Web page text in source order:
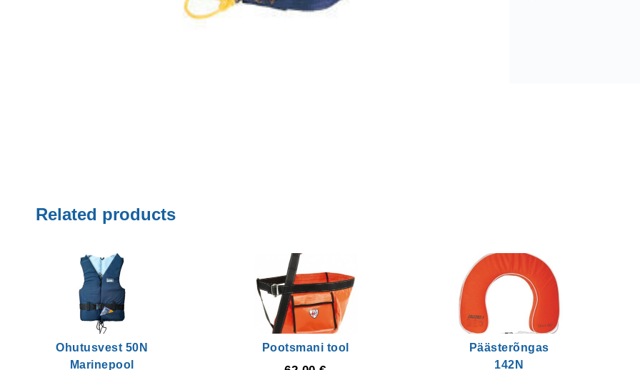
Related products
Ohutusvest 50N
Marinepool
Pootsmani tool
Päästerõngas
142N